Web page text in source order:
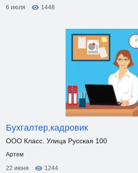
6 июля
1448
Бухгалтер,кадровик
ООО Класс. Улица Русская 100
Артем
22 июня
1244